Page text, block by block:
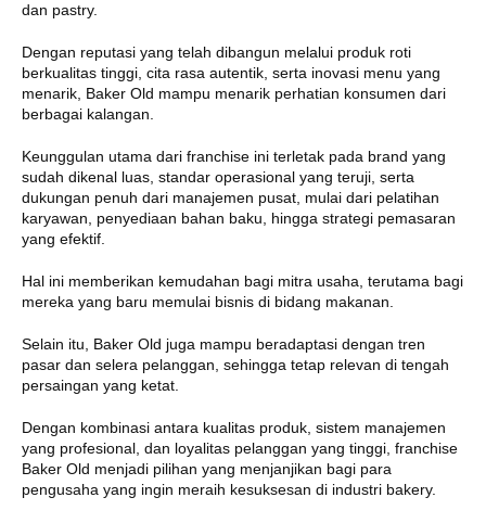
dan pastry.
Dengan reputasi yang telah dibangun melalui produk roti
berkualitas tinggi, cita rasa autentik, serta inovasi menu yang
menarik, Baker Old mampu menarik perhatian konsumen dari
berbagai kalangan.
Keunggulan utama dari franchise ini terletak pada brand yang
sudah dikenal luas, standar operasional yang teruji, serta
dukungan penuh dari manajemen pusat, mulai dari pelatihan
karyawan, penyediaan bahan baku, hingga strategi pemasaran
yang efektif.
Hal ini memberikan kemudahan bagi mitra usaha, terutama bagi
mereka yang baru memulai bisnis di bidang makanan.
Selain itu, Baker Old juga mampu beradaptasi dengan tren
pasar dan selera pelanggan, sehingga tetap relevan di tengah
persaingan yang ketat.
Dengan kombinasi antara kualitas produk, sistem manajemen
yang profesional, dan loyalitas pelanggan yang tinggi, franchise
Baker Old menjadi pilihan yang menjanjikan bagi para
pengusaha yang ingin meraih kesuksesan di industri bakery.